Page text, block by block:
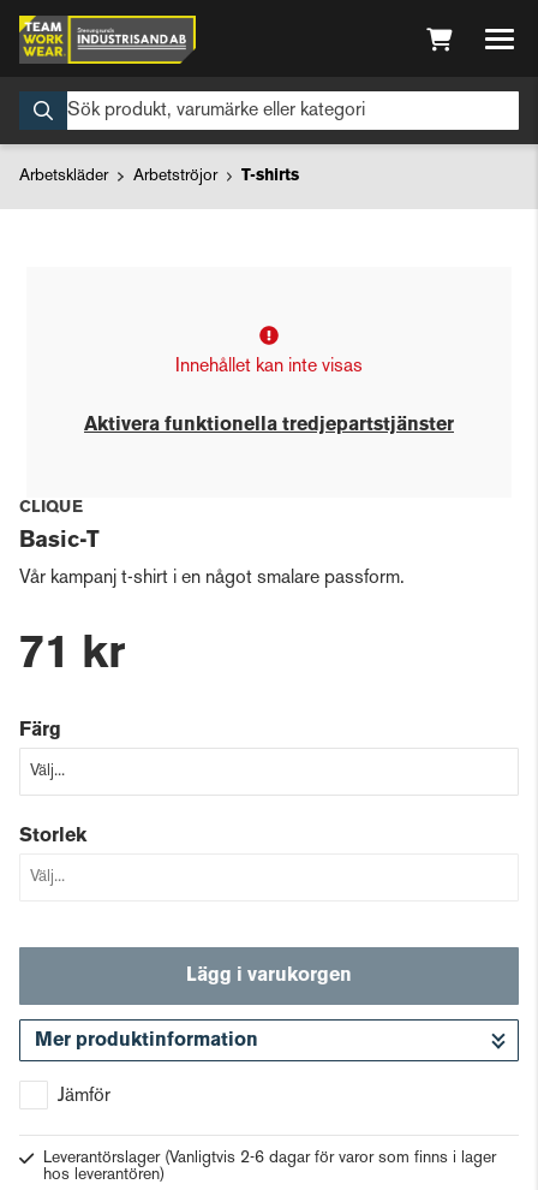
Arbetskläder Arbetströjor T-shirts
Innehållet kan inte visas
Aktivera funktionella tredjepartstjänster
CLIQUE
Basic-T
Vår kampanj t-shirt i en något smalare passform.
71 kr
Färg
Storlek
Lägg i varukorgen
Mer produktinformation
Jämför
Leverantörslager (Vanligtvis 2-6 dagar för varor som finns i lager
hos leverantören)